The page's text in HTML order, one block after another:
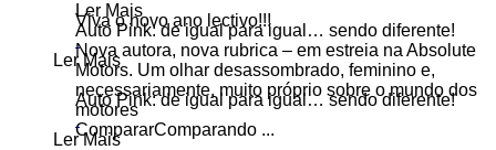
Viva o novo ano lectivo!!!
Ler Mais
Auto Pink: de igual para igual… sendo diferente!
Ler Mais
Ler Mais
Auto Pink: de igual para igual… sendo diferente!
Nova autora, nova rubrica – em estreia na Absolute
Motors. Um olhar desassombrado, feminino e,
necessariamente, muito próprio sobre o mundo dos
motores
CompararComparando ...